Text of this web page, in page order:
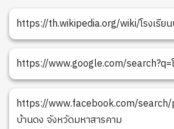
https://th.wikipedia.org/wiki/โรงเรีย
https://www.google.com/search?q=
https://www.facebook.com/search/
บ้านดง จังหวัดมหาสารคาม